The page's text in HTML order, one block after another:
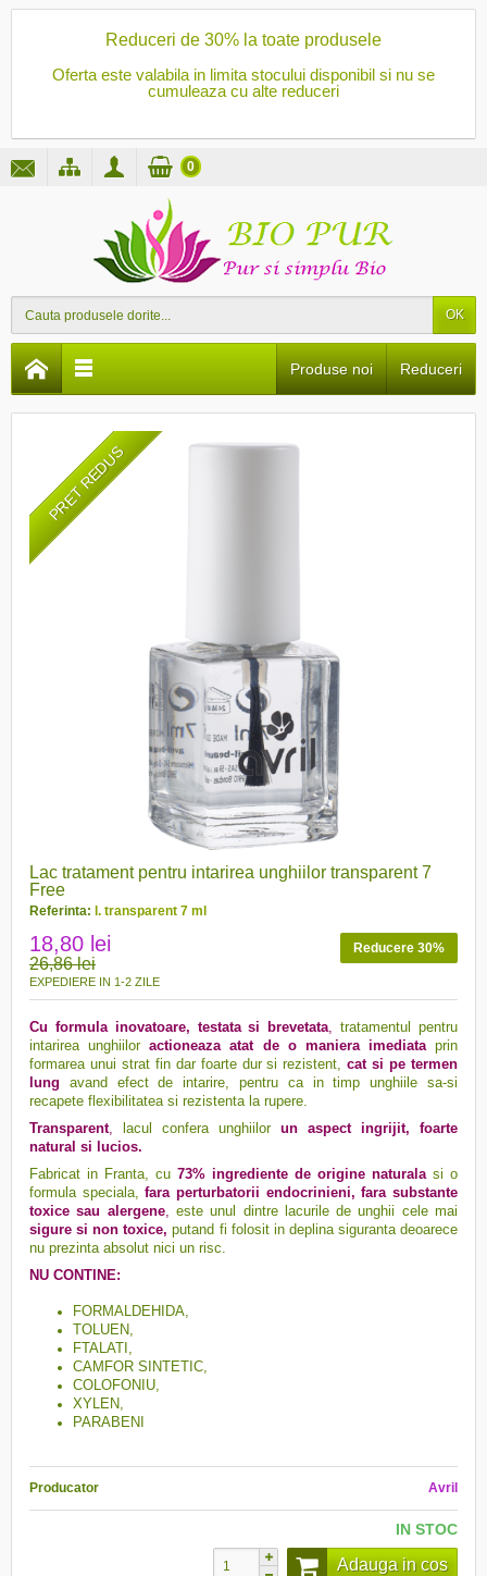
Reduceri de 30% la toate produsele
Oferta este valabila in limita stocului disponibil si nu se
cumuleaza cu alte reduceri
OK
0
Reduceri
Produse noi
PRET REDUS
Lac tratament pentru intarirea unghiilor transparent 7
Free
Referinta: l. transparent 7 ml
Reducere 30%
18,80 lei
26,86 lei
EXPEDIERE IN 1-2 ZILE
Cu formula inovatoare, testata si brevetata, tratamentul pentru
intarirea unghiilor actioneaza atat de o maniera imediata prin
formarea unui strat fin dar foarte dur si rezistent, cat si pe termen
lung avand efect de intarire, pentru ca in timp unghiile sa-si
recapete flexibilitatea si rezistenta la rupere.
Transparent, lacul confera unghiilor un aspect ingrijit, foarte
natural si lucios.
Fabricat in Franta, cu 73% ingrediente de origine naturala si o
formula speciala, fara perturbatorii endocrinieni, fara substante
toxice sau alergene, este unul dintre lacurile de unghii cele mai
sigure si non toxice, putand fi folosit in deplina siguranta deoarece
nu prezinta absolut nici un risc.
NU CONTINE:
FORMALDEHIDA,
TOLUEN,
FTALATI,
CAMFOR SINTETIC,
COLOFONIU,
XYLEN,
PARABENI
Producator Avril
IN STOC
Adauga in cos